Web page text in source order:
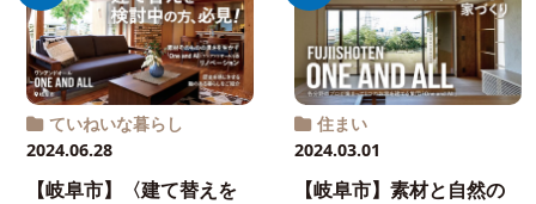
ていねいな暮らし
2024.06.28
【岐阜市】〈建て替えを
住まい
2024.03.01
【岐阜市】素材と自然の